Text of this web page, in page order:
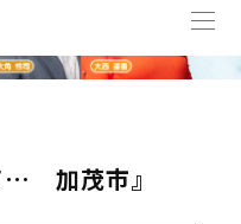
… 加茂市』